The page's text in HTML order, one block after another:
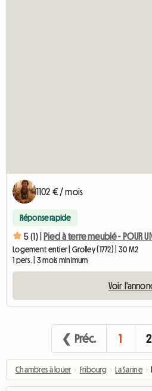
1102 € / mois
Réponse rapide
5 (1) | Pied à terre meublé - POUR UNE
Logement entier | Grolley (1772) | 30 M2
1 pers. | 3 mois minimum
Voir
❮ Préc. 1 2
Chambres à louer › Fribourg › La Sarine ›